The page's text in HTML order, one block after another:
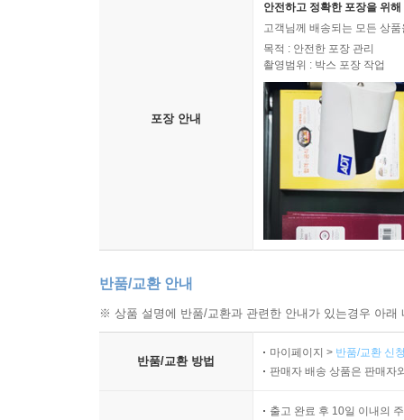
포장 안내
안전하고 정확한 포장을 위
고객님께 배송되는 모든 상
목적 : 안전한 포장 관리
촬영범위 : 박스 포장 작업
반품/교환 안내
※ 상품 설명에 반품/교환과 관련한 안내가 있는경우 아
반품/교환 방법
마이페이지 > 반품/교환 신
판매자 배송 상품은 판매자
출고 완료 후 10일 이내의